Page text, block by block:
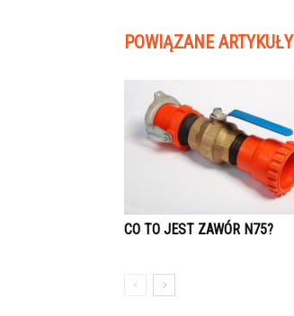
POWIĄZANE ARTYKUŁY
CO TO JEST ZAWÓR N75?